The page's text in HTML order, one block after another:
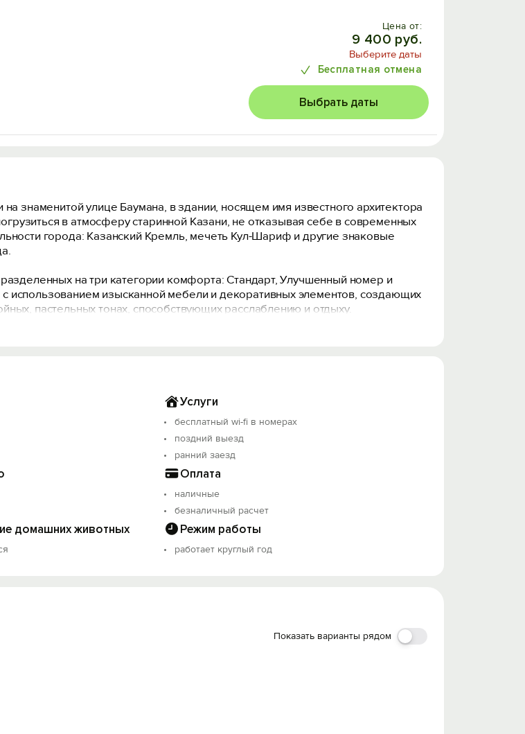
Цена от:
9 400 руб.
Выберите даты
Бесплатная отмена
Выбрать даты
знаменитой улице Баумана, в здании, носящем имя известного архитектора
в атмосферу старинной Казани, не отказывая себе в современных
города: Казанский Кремль, мечеть Кул-Шариф и другие знаковые
на три категории комфорта: Стандарт, Улучшенный номер и
изысканной мебели и декоративных элементов, создающих
пастельных тонах, способствующих расслаблению и отдыху.
Услуги
бесплатный wi-fi в номерах
поздний выезд
ранний заезд
Оплата
наличные
безналичный расчет
домашних животных Режим работы
работает круглый год
Показать варианты рядом